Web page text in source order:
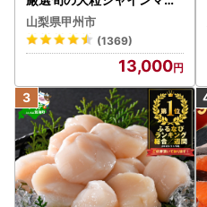
カット 約1.3kg 2～3房【2
026年発送】（MG）B12-
472 FN-Limited-VO シャ
インマスカット フルーツ
山梨県甲州市
(1369)
13,000